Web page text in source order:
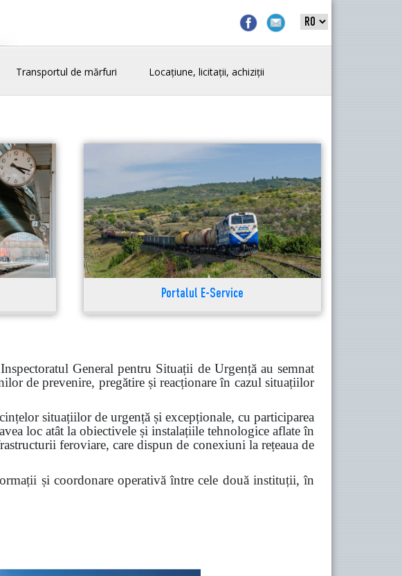
Transportul de mărfuri Locațiune, licitații, achiziții
Portalul E-Service
General pentru Situații de Urgență au semnat
de prevenire, pregătire și reacționare în cazul situațiilor
situațiilor de urgență și excepționale, cu participarea
loc atât la obiectivele și instalațiile tehnologice aflate în
feroviare, care dispun de conexiuni la rețeaua de
și coordonare operativă între cele două instituții, în